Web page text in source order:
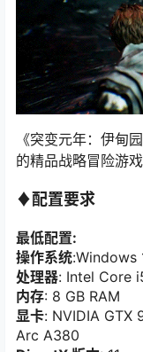
《突变元年：伊甸
的精品战略冒险游戏
♦配置要求
最低配置:
操作系统:Windows
处理器: Intel Core
内存: 8 GB RAM
显卡: NVIDIA GTX
Arc A380